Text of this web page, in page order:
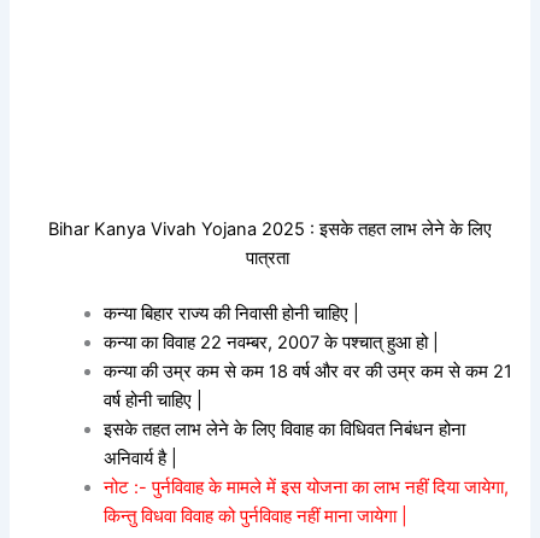
Bihar Kanya Vivah Yojana 2025 : इसके तहत लाभ लेने के लिए
पात्रता
कन्या बिहार राज्य की निवासी होनी चाहिए |
कन्या का विवाह 22 नवम्बर, 2007 के पश्चात् हुआ हो |
कन्या की उम्र कम से कम 18 वर्ष और वर की उम्र कम से कम 21
वर्ष होनी चाहिए |
इसके तहत लाभ लेने के लिए विवाह का विधिवत निबंधन होना
अनिवार्य है |
नोट :- पुर्नविवाह के मामले में इस योजना का लाभ नहीं दिया जायेगा,
किन्तु विधवा विवाह को पुर्नविवाह नहीं माना जायेगा |